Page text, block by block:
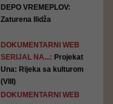
DEPO VREMEPLOV:
Zaturena Ilidža
DOKUMENTARNI WEB
SERIJAL NA...: Projekat
Una: Rijeka sa kulturom
(VIII)
DOKUMENTARNI WEB